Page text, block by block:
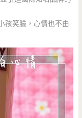
孩笑臉，心情也不由